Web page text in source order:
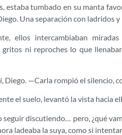
estaba tumbado en su manta
Una separación con ladridos
ellos intercambiaban
ni reproches lo que
Diego. —Carla rompió el silencio,
el suelo, levantó la vista hacia
discutiendo… pero, ¿qué
ladeaba la suya, como si